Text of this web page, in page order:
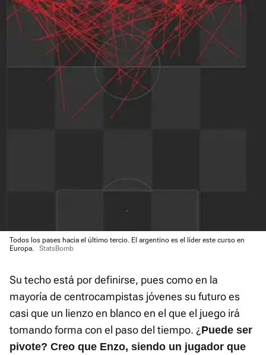
Todos los pases hacia el último tercio. El argentino es el líder este curso en
Europa.
StatsBomb
Su techo está por definirse, pues como en la
mayoría de centrocampistas jóvenes su futuro es
casi que un lienzo en blanco en el que el juego irá
tomando forma con el paso del tiempo. ¿Puede ser
pivote? Creo que Enzo, siendo un jugador que